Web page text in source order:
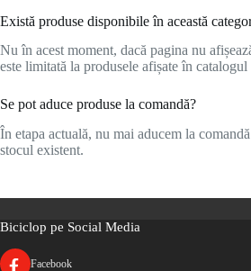
Există produse disponibile în această
Nu în acest moment, dacă pagina nu
este limitată la produsele afișate în
Se pot aduce produse la comandă?
În etapa actuală, nu mai aducem la
stocul existent.
Biciclop pe Social Media
Facebook